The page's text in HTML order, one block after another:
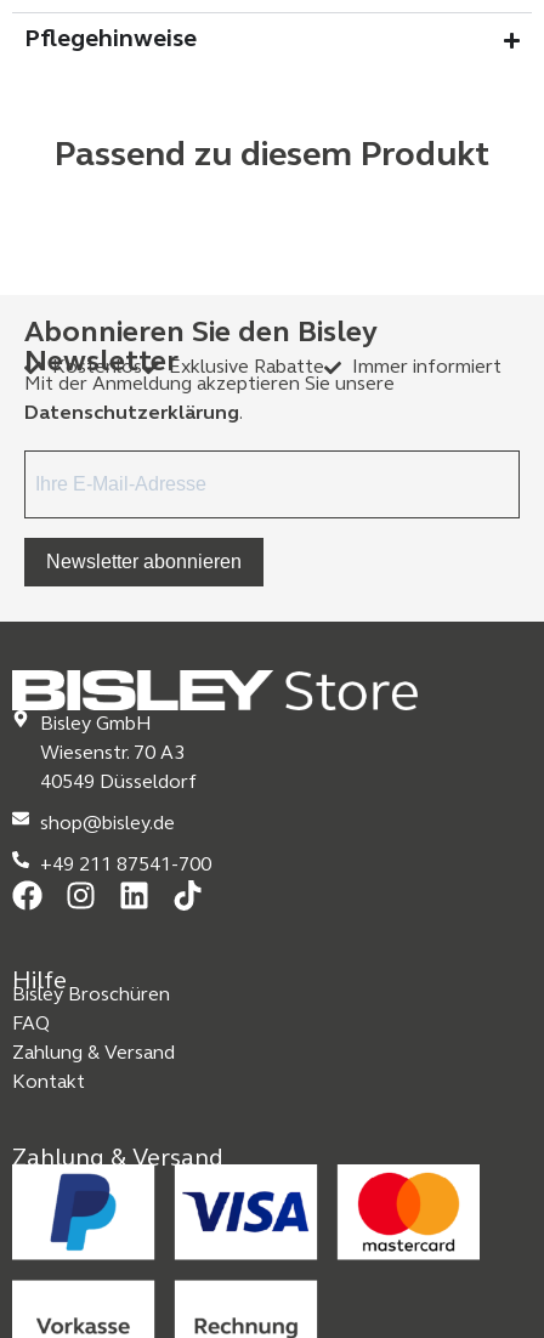
Pflegehinweise
Passend zu diesem Produkt
Abonnieren Sie den Bisley
Newsletter
Kostenlos Exklusive Rabatte
Immer informiert
Mit der Anmeldung akzeptieren Sie unsere
Datenschutzerklärung.
Newsletter abonnieren
Bisley GmbH
Wiesenstr. 70 A3
40549 Düsseldorf
shop@bisley.de
+49 211 87541-700
Hilfe
Bisley Broschüren
FAQ
Zahlung & Versand
Kontakt
Zahlung & Versand